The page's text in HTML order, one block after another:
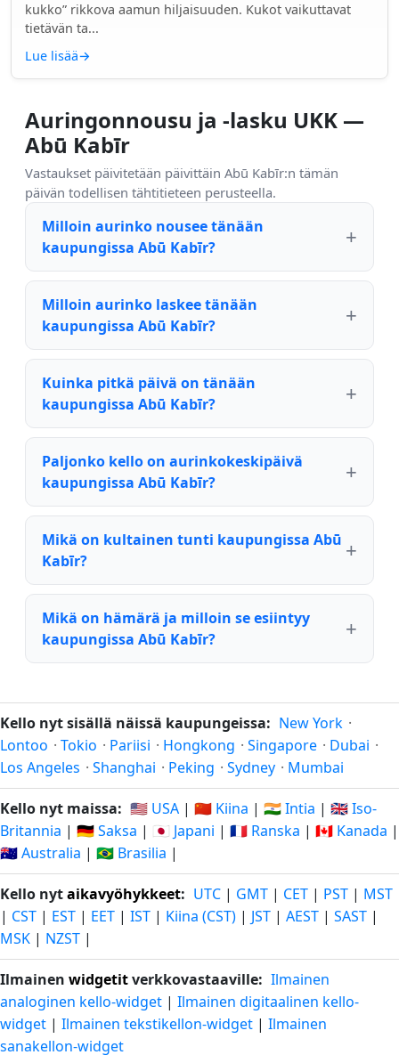
kukko” rikkova aamun hiljaisuuden. Kukot vaikuttavat
tietävän ta...
Lue lisää→
Auringonnousu ja -lasku UKK —
Abū Kabīr
Vastaukset päivitetään päivittäin Abū Kabīr:n tämän
päivän todellisen tähtitieteen perusteella.
Milloin aurinko nousee tänään
kaupungissa Abū Kabīr?
Milloin aurinko laskee tänään
kaupungissa Abū Kabīr?
Kuinka pitkä päivä on tänään
kaupungissa Abū Kabīr?
Paljonko kello on aurinkokeskipäivä
kaupungissa Abū Kabīr?
Mikä on kultainen tunti kaupungissa Abū
Kabīr?
Mikä on hämärä ja milloin se esiintyy
kaupungissa Abū Kabīr?
Kello nyt sisällä näissä kaupungeissa: New York ·
Lontoo · Tokio · Pariisi · Hongkong · Singapore · Dubai ·
Los Angeles · Shanghai · Peking · Sydney · Mumbai
Kello nyt maissa: 🇺🇸 USA | 🇨🇳 Kiina | 🇮🇳 Intia | 🇬🇧 Iso-
Britannia | 🇩🇪 Saksa | 🇯🇵 Japani | 🇫🇷 Ranska | 🇨🇦 Kanada |
🇦🇺 Australia | 🇧🇷 Brasilia |
Kello nytaikavyöhykkeet: UTC | GMT | CET | PST | MST
| CST | EST | EET | IST | Kiina (CST) | JST | AEST | SAST |
MSK | NZST |
Ilmainen widgetitverkkovastaaville: Ilmainen
analoginen kello-widget | Ilmainen digitaalinen kello-
widget | Ilmainen tekstikellon-widget | Ilmainen
sanakellon-widget